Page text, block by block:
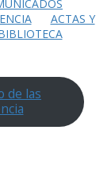
ACTAS Y
de las